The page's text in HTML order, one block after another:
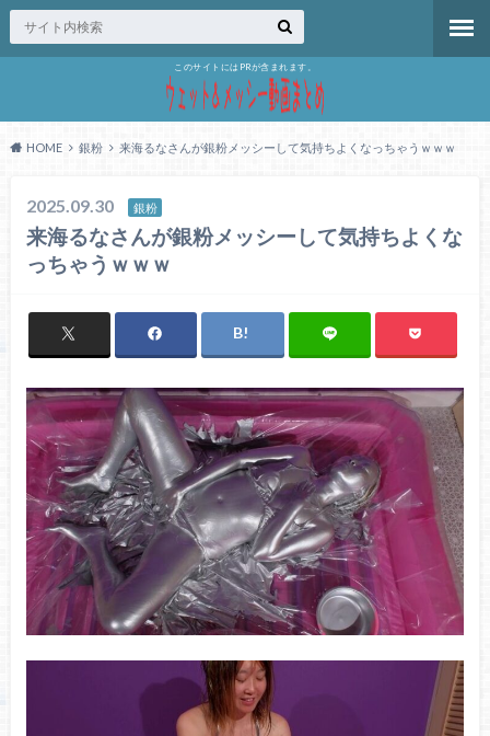
このサイトにはPRが含まれます。
HOME 銀粉 来海るなさんが銀粉メッシーして気持ちよくなっちゃうｗｗｗ
2025.09.30 銀粉
来海るなさんが銀粉メッシーして気持ちよくな
っちゃうｗｗｗ